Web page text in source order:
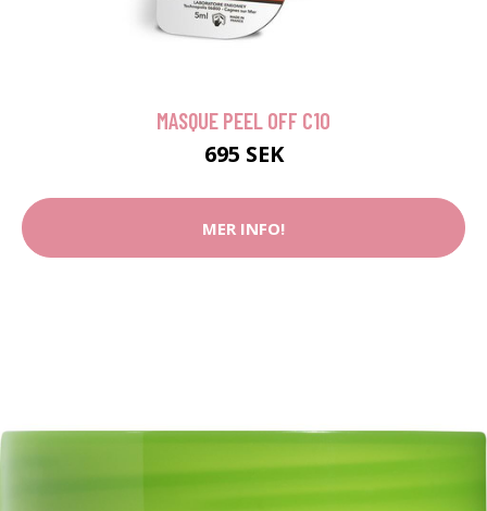
MASQUE PEEL OFF C10
695 SEK
MER INFO!